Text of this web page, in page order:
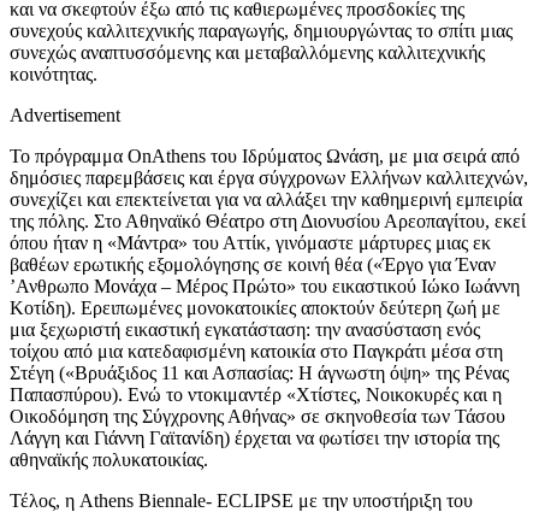
και να σκεφτούν έξω από τις καθιερωμένες προσδοκίες της
συνεχούς καλλιτεχνικής παραγωγής, δημιουργώντας το σπίτι μιας
συνεχώς αναπτυσσόμενης και μεταβαλλόμενης καλλιτεχνικής
κοινότητας.
Advertisement
Το πρόγραμμα OnAthens του Ιδρύματος Ωνάση, με μια σειρά από
δημόσιες παρεμβάσεις και έργα σύγχρονων Ελλήνων καλλιτεχνών,
συνεχίζει και επεκτείνεται για να αλλάξει την καθημερινή εμπειρία
της πόλης. Στο Αθηναϊκό Θέατρο στη Διονυσίου Αρεοπαγίτου, εκεί
όπου ήταν η «Μάντρα» του Αττίκ, γινόμαστε μάρτυρες μιας εκ
βαθέων ερωτικής εξομολόγησης σε κοινή θέα («Έργο για Έναν
’Ανθρωπο Μονάχα – Μέρος Πρώτο» του εικαστικού Ιώκο Ιωάννη
Κοτίδη). Ερειπωμένες μονοκατοικίες αποκτούν δεύτερη ζωή με
μια ξεχωριστή εικαστική εγκατάσταση: την ανασύσταση ενός
τοίχου από μια κατεδαφισμένη κατοικία στο Παγκράτι μέσα στη
Στέγη («Βρυάξιδος 11 και Ασπασίας: Η άγνωστη όψη» της Ρένας
Παπασπύρου). Ενώ το ντοκιμαντέρ «Χτίστες, Νοικοκυρές και η
Οικοδόμηση της Σύγχρονης Αθήνας» σε σκηνοθεσία των Τάσου
Λάγγη και Γιάννη Γαϊτανίδη) έρχεται να φωτίσει την ιστορία της
αθηναϊκής πολυκατοικίας.
Τέλος, η Athens Biennale- ECLIPSE με την υποστήριξη του